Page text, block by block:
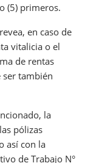
(5) primeros.
en caso de
vitalicia o el
de rentas
también
la
pólizas
así con la
de Trabajo N°